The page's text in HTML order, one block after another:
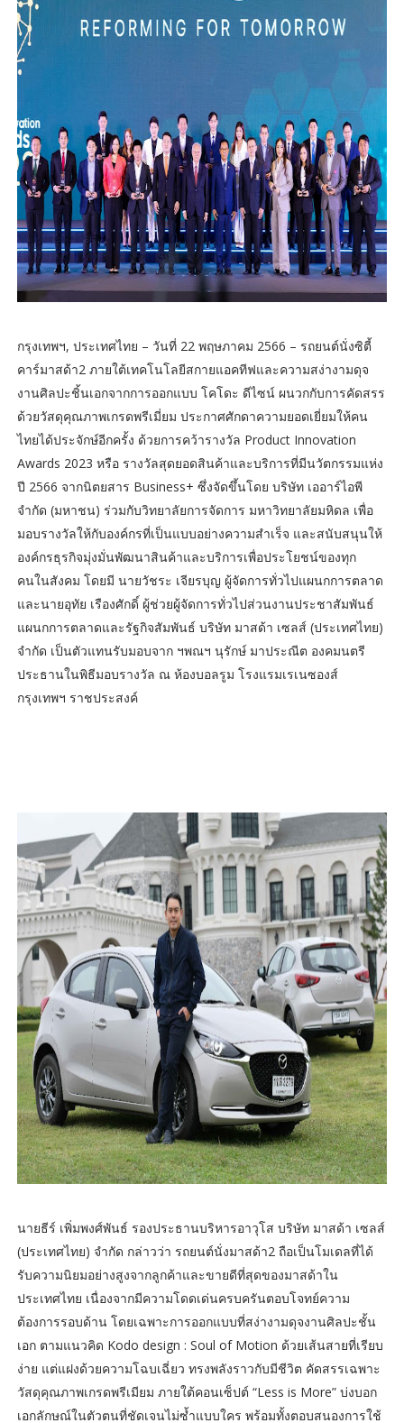
กรุงเทพฯ, ประเทศไทย – วันที่ 22 พฤษภาคม 2566 – รถยนต์นั่งซิตี้
คาร์มาสด้า2 ภายใต้เทคโนโลยีสกายแอคทีฟและความสง่างามดุจ
งานศิลปะชิ้นเอกจากการออกแบบ โคโดะ ดีไซน์ ผนวกกับการคัดสรร
ด้วยวัสดุคุณภาพเกรดพรีเมี่ยม ประกาศศักดาความยอดเยี่ยมให้คน
ไทยได้ประจักษ์อีกครั้ง ด้วยการคว้ารางวัล Product Innovation
Awards 2023 หรือ รางวัลสุดยอดสินค้าและบริการที่มีนวัตกรรมแห่ง
ปี 2566 จากนิตยสาร Business+ ซึ่งจัดขึ้นโดย บริษัท เออาร์ไอพี
จำกัด (มหาชน) ร่วมกับวิทยาลัยการจัดการ มหาวิทยาลัยมหิดล เพื่อ
มอบรางวัลให้กับองค์กรที่เป็นแบบอย่างความสำเร็จ และสนับสนุนให้
องค์กรธุรกิจมุ่งมั่นพัฒนาสินค้าและบริการเพื่อประโยชน์ของทุก
คนในสังคม โดยมี นายวัชระ เจียรบุญ ผู้จัดการทั่วไปแผนกการตลาด
และนายอุทัย เรืองศักดิ์ ผู้ช่วยผู้จัดการทั่วไปส่วนงานประชาสัมพันธ์
แผนกการตลาดและรัฐกิจสัมพันธ์ บริษัท มาสด้า เซลส์ (ประเทศไทย)
จำกัด เป็นตัวแทนรับมอบจาก ฯพณฯ นุรักษ์ มาประณีต องคมนตรี
ประธานในพิธีมอบรางวัล ณ ห้องบอลรูม โรงแรมเรเนซองส์
กรุงเทพฯ ราชประสงค์
นายธีร์ เพิ่มพงศ์พันธ์ รองประธานบริหารอาวุโส บริษัท มาสด้า เซลส์
(ประเทศไทย) จำกัด กล่าวว่า รถยนต์นั่งมาสด้า2 ถือเป็นโมเดลที่ได้
รับความนิยมอย่างสูงจากลูกค้าและขายดีที่สุดของมาสด้าใน
ประเทศไทย เนื่องจากมีความโดดเด่นครบครันตอบโจทย์ความ
ต้องการรอบด้าน โดยเฉพาะการออกแบบที่สง่างามดุจงานศิลปะชั้น
เอก ตามแนวคิด Kodo design : Soul of Motion ด้วยเส้นสายที่เรียบ
ง่าย แต่แฝงด้วยความโฉบเฉี่ยว ทรงพลังราวกับมีชีวิต คัดสรรเฉพาะ
วัสดุคุณภาพเกรดพรีเมียม ภายใต้คอนเซ็ปต์ “Less is More” บ่งบอก
เอกลักษณ์ในตัวตนที่ชัดเจนไม่ซ้ำแบบใคร พร้อมทั้งตอบสนองการใช้